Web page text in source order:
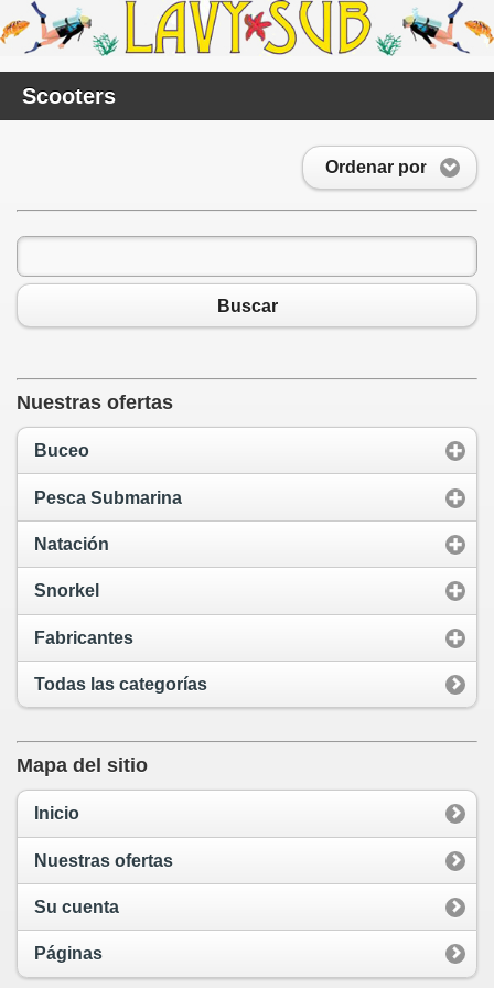
Scooters
Ordenar por
Buscar
Nuestras ofertas
Buceo
Pesca Submarina
Natación
Snorkel
Fabricantes
Todas las categorías
Mapa del sitio
Inicio
Nuestras ofertas
Su cuenta
Páginas